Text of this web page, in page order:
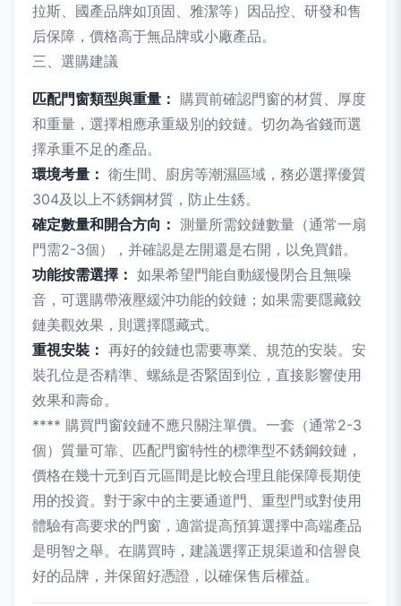
拉斯、國產品牌如頂固、雅潔等）因品控、研發和售
后保障，價格高于無品牌或小廠產品。
三、選購建議
匹配門窗類型與重量： 購買前確認門窗的材質、厚度
和重量，選擇相應承重級別的鉸鏈。切勿為省錢而選
擇承重不足的產品。
環境考量： 衛生間、廚房等潮濕區域，務必選擇優質
304及以上不銹鋼材質，防止生銹。
確定數量和開合方向： 測量所需鉸鏈數量（通常一扇
門需2-3個），并確認是左開還是右開，以免買錯。
功能按需選擇： 如果希望門能自動緩慢閉合且無噪
音，可選購帶液壓緩沖功能的鉸鏈；如果需要隱藏鉸
鏈美觀效果，則選擇隱藏式。
重視安裝： 再好的鉸鏈也需要專業、規范的安裝。安
裝孔位是否精準、螺絲是否緊固到位，直接影響使用
效果和壽命。
**** 購買門窗鉸鏈不應只關注單價。一套（通常2-3
個）質量可靠、匹配門窗特性的標準型不銹鋼鉸鏈，
價格在幾十元到百元區間是比較合理且能保障長期使
用的投資。對于家中的主要通道門、重型門或對使用
體驗有高要求的門窗，適當提高預算選擇中高端產品
是明智之舉。在購買時，建議選擇正規渠道和信譽良
好的品牌，并保留好憑證，以確保售后權益。